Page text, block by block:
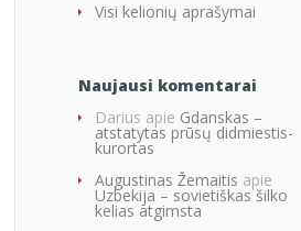
Visi kelionių aprašymai
Naujausi komentarai
Darius apie Gdanskas –
atstatytas prūsų didmiestis-
kurortas
Augustinas Žemaitis apie
Uzbekija – sovietiškas šilko
kelias atgimsta